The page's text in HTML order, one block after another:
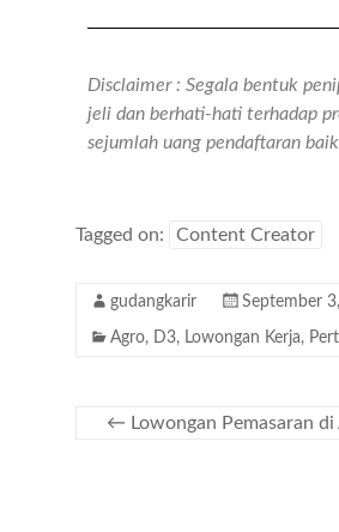
Disclaimer : Segala bentuk
jeli dan berhati-hati terhadap
sejumlah uang pendaftaran
Tagged on: Content Creator
gudangkarir September
Agro, D3, Lowongan Kerja,
← Lowongan Pemasaran